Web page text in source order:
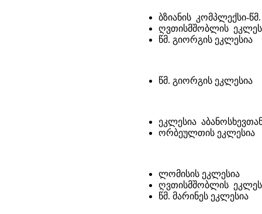
ბზიანის კომპლექსი-
ღვთისმშობლის
წმ. გიორგის ეკლესია
წმ. გიორგის ეკლესია
ეკლესია
ორბეულთის ეკლესია
ლომისის ეკლესია
ღვთისმშობლის
წმ. მარინეს ეკლესია